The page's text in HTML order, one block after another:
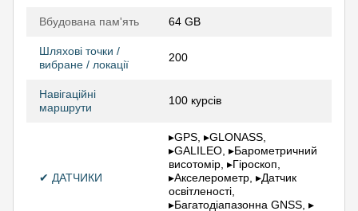
Вбудована пам'ять 64 GB
Шляхові точки /
вибране / локації
200
Навігаційні
маршрути
100 курсів
✔ ДАТЧИКИ
▸GPS, ▸GLONASS,
▸GALILEO, ▸Барометричний
висотомір, ▸Гіроскоп,
▸Акселерометр, ▸Датчик
освітленості,
▸Багатодіапазонна GNSS, ▸